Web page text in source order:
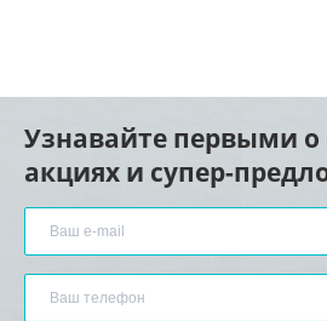
Узнавайте первыми
акциях и супер-